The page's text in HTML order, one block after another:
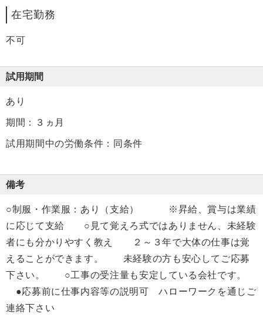
在宅勤務
不可
試用期間
あり
期間：３ヵ月
試用期間中の労働条件：同条件
備考
○制服・作業服：あり（支給） ※昇給、賞与は業績
に応じて支給 ○見て覚えろ式ではありません、未経験
者にも分かりやすく教え ２～３年で大体の仕事は覚
えることができます。 未経験の方も安心してご応募
下さい。 ○工事の受注量も安定している会社です。
●応募前に仕事内容等の説明可 ハローワークを通じご
連絡下さい